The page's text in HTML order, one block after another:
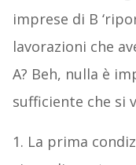
imprese di B
lavorazioni che
A? Beh, nulla è
sufficiente che si
1. La prima